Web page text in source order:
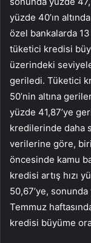
yüzde 40’ın
özel bankalarda 13
tüketici kredisi
üzerindeki
geriledi. Tüketici
50’nin altına
yüzde 41,87’ye
kredilerinde daha
verilerine göre,
öncesinde kamu
kredisi artış hızı
50,67’ye,
Temmuz
kredisi büyüme